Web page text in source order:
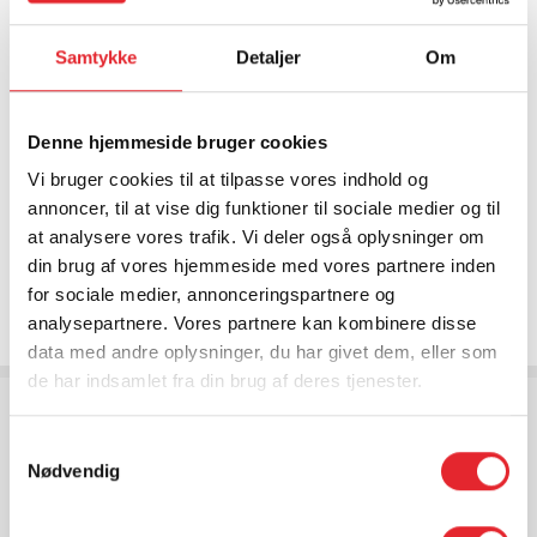
Samtykke Detaljer Om
Denne hjemmeside bruger cookies
Vi bruger cookies til at tilpasse vores indhold og
annoncer, til at vise dig funktioner til sociale medier og til
at analysere vores trafik. Vi deler også oplysninger om
din brug af vores hjemmeside med vores partnere inden
for sociale medier, annonceringspartnere og
analysepartnere. Vores partnere kan kombinere disse
data med andre oplysninger, du har givet dem, eller som
de har indsamlet fra din brug af deres tjenester.
Nødvendig
Derudover ønsker vi, at du har en sundhedsrelateret
Hvis du ønsker at søge job som alarmoperatør, kan du
registrere dig på vores side for rekruttering. Hvis du er
interesseret i et job som alarmoperatør, skal du vælge
"Response Centre".
Du kan registrere dig HER >
Arbejdet, som alarmoperatør, kræver en struktureret
tilgang til opgaverne. Du skal kunne hovedet koldt og
bevare overblikket, så vi kan yde den rette hjælp mellem